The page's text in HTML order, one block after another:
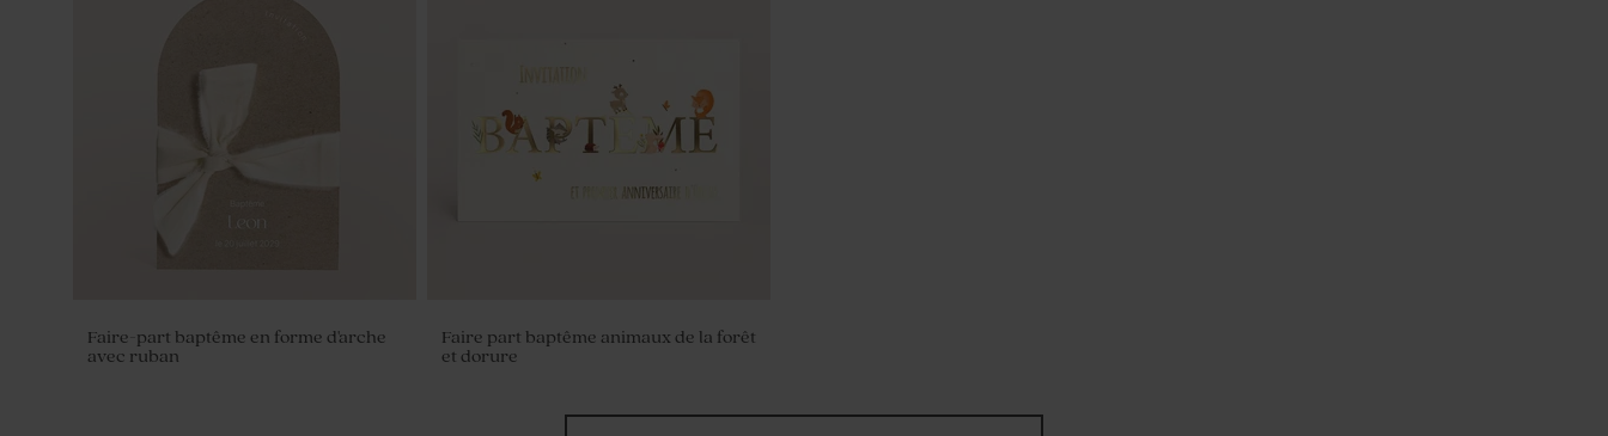
Boîte DIY cadeaux invités naissance
Savon baptême rond rose - Parfum
Faire-part baptême en forme d'arche
avec ruban
Faire part baptême animaux de la forêt
et dorure